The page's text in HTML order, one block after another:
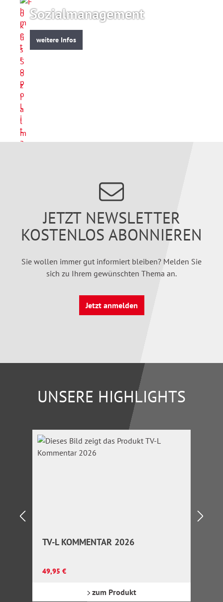
Sozialmanagement
weitere Infos
JETZT NEWSLETTER
KOSTENLOS ABONNIEREN
Sie wollen immer gut informiert bleiben? Melden Sie
sich zu Ihrem gewünschten Thema an.
Jetzt anmelden
UNSERE HIGHLIGHTS
Produktgalerie überspringen
TV-L KOMMENTAR 2026
Regulärer Preis:
49,95 €
zum Produkt